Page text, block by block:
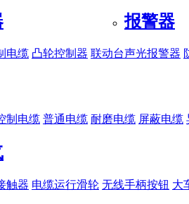
电缆 凸轮控制器 联动台
报警器
声光报警器
制电缆 普通电缆 耐磨电缆 屏蔽电缆
触器 电缆运行滑轮 无线手柄按钮 大